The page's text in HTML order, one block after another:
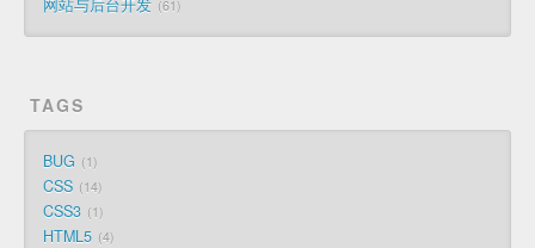
网站与后台开发 61
TAGS
BUG 1
CSS 14
CSS3 1
HTML5 4